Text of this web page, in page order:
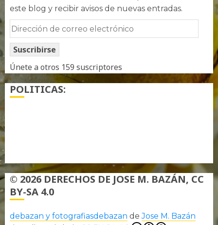
este blog y recibir avisos de nuevas entradas.
Dirección
de
correo
electrónico
Suscribirse
Únete a otros 159 suscriptores
POLITICAS:
© 2026 DERECHOS DE JOSE M. BAZÁN, CC
BY-SA 4.0
debazan y fotografiasdebazan deJose M. Bazán